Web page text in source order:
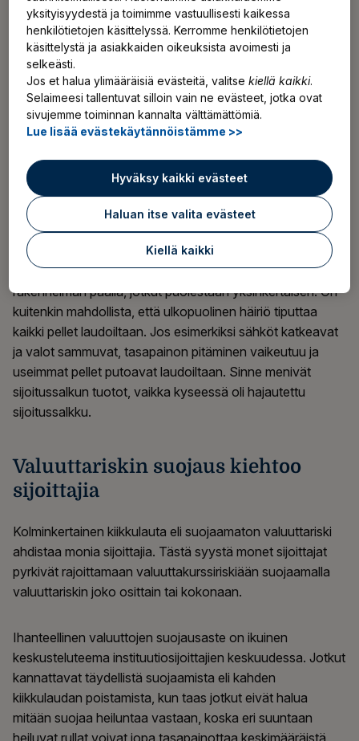
pakan
Valuutta itsessään on huono sijoituskohde, mutta
vieraassa valuutassa oleva arvopaperi voi olla hyväkin
sijoitus. Välissä on vain tämä kaksinkertainen kiikkulauta,
joka esimerkiksi vieraassa valuutassa noteerattuun
kiikkulaudan. Kuulostaa todella huojuvalta sijoitukselta.
Usein sijoittajat haluavat rajoittaa sijoitustensa heiluntaa.
Tästä syystä sijoittajan tyypillinen valinta on hankkia lavan
täydeltä sirkuspellejä, jotka huojuvat omaa tahtiaan eri
puolilla lavaa. Jotkut pelleistä taituroivat kolminkertaisen
rakennelman päällä, jotkut puolestaan yksinkertaisen. On
kuitenkin mahdollista, että ulkopuolinen häiriö tiputtaa
kaikki pellet laudoiltaan. Jos esimerkiksi sähköt katkeavat
ja valot sammuvat, tasapainon pitäminen vaikeutuu ja
useimmat pellet putoavat laudoiltaan. Sinne menivät
sijoitussalkun tuotot, vaikka kyseessä oli hajautettu
sijoitussalkku.
Valuuttariskin suojaus kiehtoo
sijoittajia
Kolminkertainen kiikkulauta eli suojaamaton valuuttariski
ahdistaa monia sijoittajia. Tästä syystä monet sijoittajat
pyrkivät rajoittamaan valuuttakurssiriskiään suojaamalla
valuuttariskin joko osittain tai kokonaan.
Ihanteellinen valuuttojen suojausaste on ikuinen
keskusteluteema instituutiosijoittajien keskuudessa. Jotkut
kannattavat täydellistä suojaamista eli kahden
kiikkulaudan poistamista, kun taas jotkut eivät halua
mitään suojaa heiluntaa vastaan, koska eri suuntaan
heiluvat rullat voivat jopa tasapainottaa keskimääräistä
yksityisyydestä ja toimimme vastuullisesti kaikessa
henkilötietojen käsittelyssä. Kerromme henkilötietojen
käsittelystä ja asiakkaiden oikeuksista avoimesti ja
selkeästi.
Jos et halua ylimääräisiä evästeitä, valitsekiellä kaikki.
Selaimeesi tallentuvat silloin vain ne evästeet, jotka ovat
sivujemme toiminnan kannalta välttämättömiä.
Lue lisää evästekäytännöistämme >>
Hyväksy kaikki evästeet
Haluan itse valita evästeet
Kiellä kaikki